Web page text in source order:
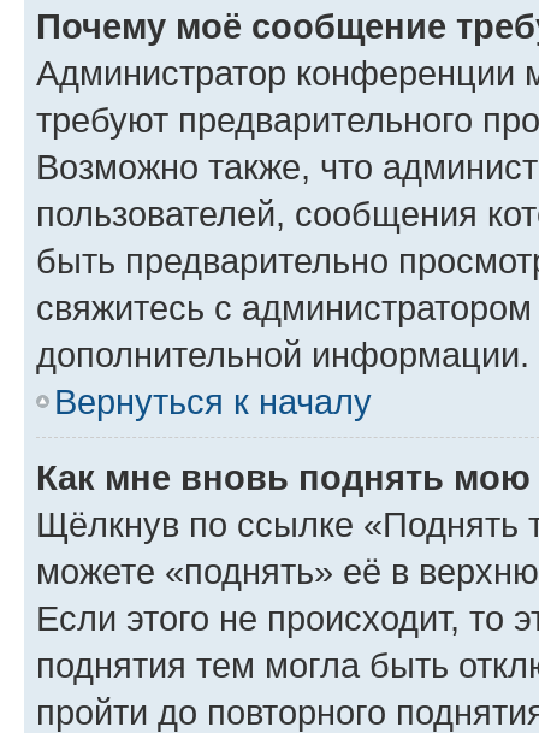
Почему моё сообщение
Администратор конференции
требуют предварительного
Возможно также, что
пользователей, сообщения
быть предварительно
свяжитесь с
дополнительной информации.
Вернуться к началу
Как мне вновь поднять мою
Щёлкнув по ссылке «Поднять
можете «поднять» её в
Если этого не происходит, то
поднятия тем могла быть
пройти до повторного